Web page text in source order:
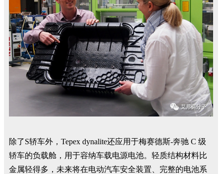
除了S轿车外，Tepex dynalite还应用于梅赛德斯-奔驰 C 级
轿车的负载舱，用于容纳车载电源电池。轻质结构材料比
金属轻得多，未来将在电动汽车安全装置、完整的电池系